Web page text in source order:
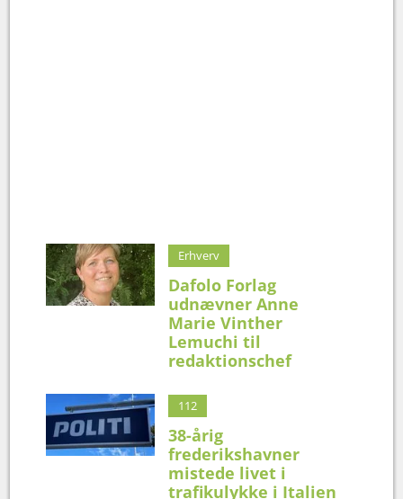
Erhverv
Dafolo Forlag
udnævner Anne
Marie Vinther
Lemuchi til
redaktionschef
112
38-årig
frederikshavner
mistede livet i
trafikulykke i Italien